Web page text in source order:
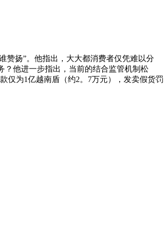
扬”。他指出，大大都消费者仅凭难以分
？他进一步指出，当前的结合监管机制松
仅为1亿越南盾（约2。7万元），发卖假货罚